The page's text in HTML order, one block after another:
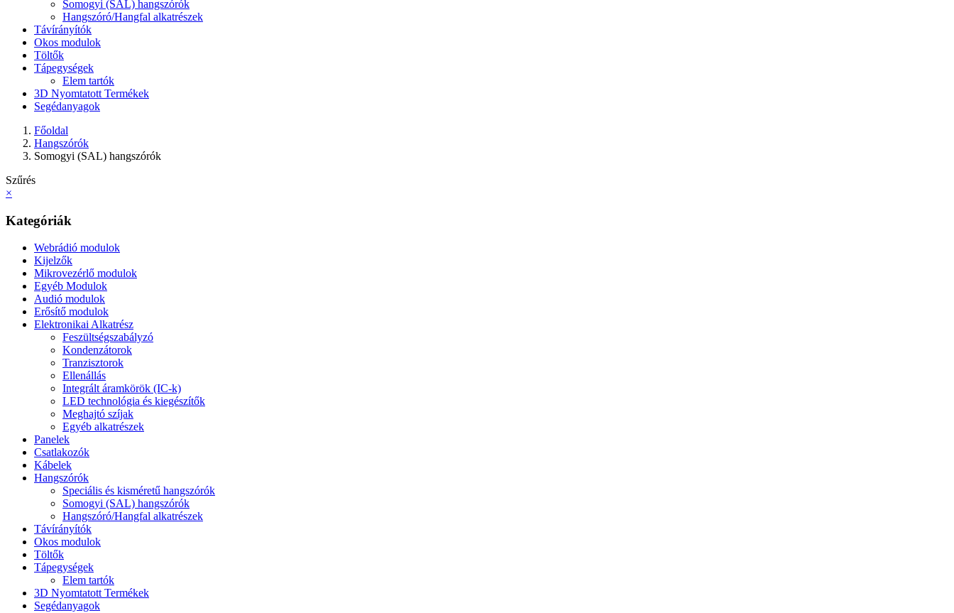
Somogyi (SAL) hangszórók
Hangszóró/Hangfal alkatrészek
Távírányítók
Okos modulok
Töltők
Tápegységek
Elem tartók
3D Nyomtatott Termékek
Segédanyagok
Főoldal
Hangszórók
Somogyi (SAL) hangszórók
Szűrés
×
Kategóriák
Webrádió modulok
Kijelzők
Mikrovezérlő modulok
Egyéb Modulok
Audió modulok
Erősítő modulok
Elektronikai Alkatrész
Feszültségszabályzó
Kondenzátorok
Tranzisztorok
Ellenállás
Integrált áramkörök (IC-k)
LED technológia és kiegészítők
Meghajtó szíjak
Egyéb alkatrészek
Panelek
Csatlakozók
Kábelek
Hangszórók
Speciális és kisméretű hangszórók
Somogyi (SAL) hangszórók
Hangszóró/Hangfal alkatrészek
Távírányítók
Okos modulok
Töltők
Tápegységek
Elem tartók
3D Nyomtatott Termékek
Segédanyagok